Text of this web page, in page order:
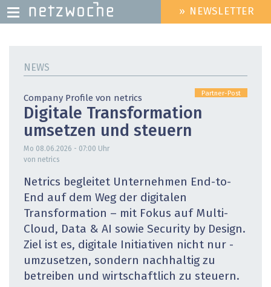
Inhalt
HEADER
MENU
» NEWSLETTER
NEWS
Partner-Post
Company Profile von netrics
Digitale Transformation
umsetzen und steuern
Mo 08.06.2026 - 07:00 Uhr
von netrics
Netrics begleitet Unternehmen End-to-
End auf dem Weg der digitalen
Transformation – mit Fokus auf Multi-
Cloud, Data & AI sowie Security by Design.
Ziel ist es, digitale Initiativen nicht nur ­
umzusetzen, sondern nachhaltig zu
betreiben und wirtschaftlich zu steuern.